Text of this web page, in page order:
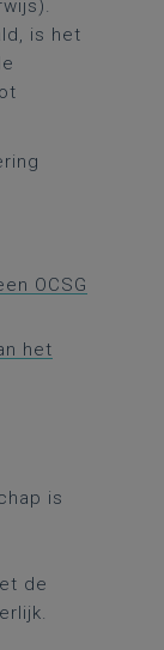
is het
OCSG
het
is
de